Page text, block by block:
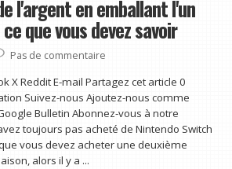
l'argent en emballant l'un
que vous devez savoir
Pas de commentaire
X Reddit E-mail Partagez cet article 0
Suivez-nous Ajoutez-nous comme
Bulletin Abonnez-vous à notre
toujours pas acheté de Nintendo Switch
vous devez acheter une deuxième
alors il y a ...